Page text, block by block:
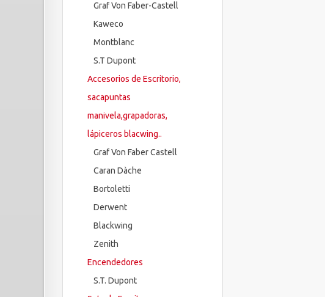
Graf Von Faber-Castell
Kaweco
Montblanc
S.T Dupont
Accesorios de Escritorio,
sacapuntas
manivela,grapadoras,
lápiceros blacwing..
Graf Von Faber Castell
Caran Dàche
Bortoletti
Derwent
Blackwing
Zenith
Encendedores
S.T. Dupont